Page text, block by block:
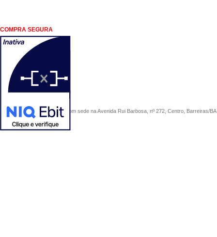
COMPRA SEGURA
COMERCIAL SÃO PAULO, com sede na Avenida Rui Barbosa, nº 272, Centro, Barreiras/